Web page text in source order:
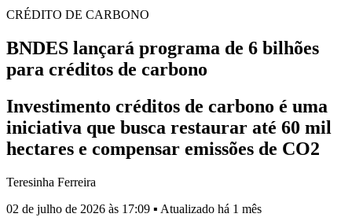
CRÉDITO DE CARBONO
BNDES lançará programa de 6 bilhões
para créditos de carbono
Investimento créditos de carbono é uma
iniciativa que busca restaurar até 60 mil
hectares e compensar emissões de CO2
Teresinha Ferreira
02 de julho de 2026 às 17:09 ▪ Atualizado há 1 mês